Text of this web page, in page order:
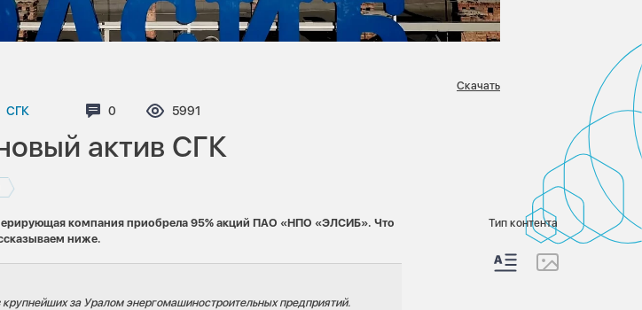
СГК Комментариев:
0 Просмотров:
5991
Скачать
актив СГК
компания приобрела 95% акций ПАО «НПО «ЭЛСИБ». Что
ниже.
за Уралом энергомашиностроительных предприятий.
Тип контента